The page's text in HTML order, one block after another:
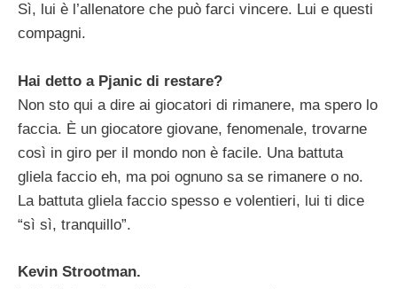
Sì, lui è l’allenatore che può farci vincere. Lui e questi
compagni.
Hai detto a Pjanic di restare?
Non sto qui a dire ai giocatori di rimanere, ma spero lo
faccia. È un giocatore giovane, fenomenale, trovarne
così in giro per il mondo non è facile. Una battuta
gliela faccio eh, ma poi ognuno sa se rimanere o no.
La battuta gliela faccio spesso e volentieri, lui ti dice
“sì sì, tranquillo”.
Kevin Strootman.